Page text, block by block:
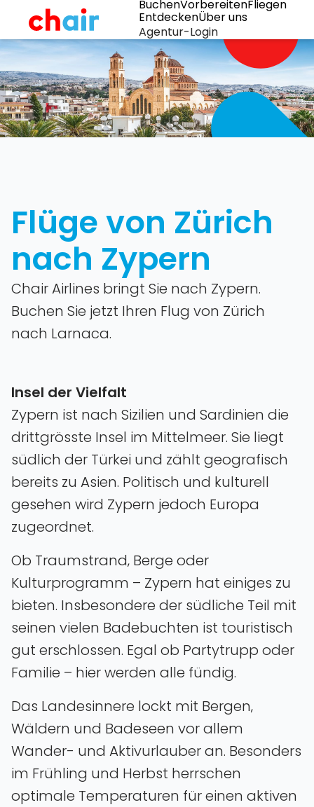
BuchenVorbereitenFliegen
EntdeckenÜber uns
Agentur-Login
Flüge von Zürich
nach Zypern
Chair Airlines bringt Sie nach Zypern.
Buchen Sie jetzt Ihren Flug von Zürich
nach Larnaca.
Insel der Vielfalt
Zypern ist nach Sizilien und Sardinien die
drittgrösste Insel im Mittelmeer. Sie liegt
südlich der Türkei und zählt geografisch
bereits zu Asien. Politisch und kulturell
gesehen wird Zypern jedoch Europa
zugeordnet.
Ob Traumstrand‚ Berge oder
Kulturprogramm – Zypern hat einiges zu
bieten. Insbesondere der südliche Teil mit
seinen vielen Badebuchten ist touristisch
gut erschlossen. Egal ob Partytrupp oder
Familie – hier werden alle fündig.
Das Landesinnere lockt mit Bergen‚
Wäldern und Badeseen vor allem
Wander- und Aktivurlauber an. Besonders
im Frühling und Herbst herrschen
optimale Temperaturen für einen aktiven